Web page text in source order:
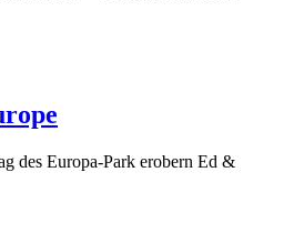
des Europa-Park erobern Ed &